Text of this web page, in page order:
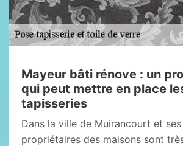
Mayeur bâti rénove : un
qui peut mettre en place
tapisseries
Dans la ville de Muirancourt et
propriétaires des maisons sont